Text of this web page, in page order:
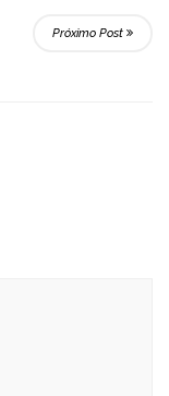
Próximo Post